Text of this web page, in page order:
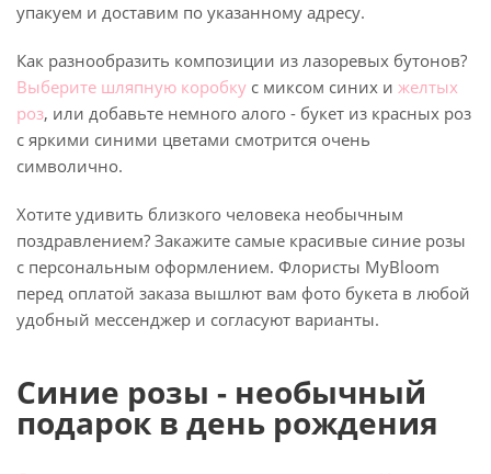
упакуем и доставим по указанному адресу.
Как разнообразить композиции из лазоревых бутонов?
Выберите шляпную коробку с миксом синих и желтых
роз, или добавьте немного алого - букет из красных роз
с яркими синими цветами смотрится очень
символично.
Хотите удивить близкого человека необычным
поздравлением? Закажите самые красивые синие розы
с персональным оформлением. Флористы MyBloom
перед оплатой заказа вышлют вам фото букета в любой
удобный мессенджер и согласуют варианты.
Синие розы - необычный
подарок в день рождения